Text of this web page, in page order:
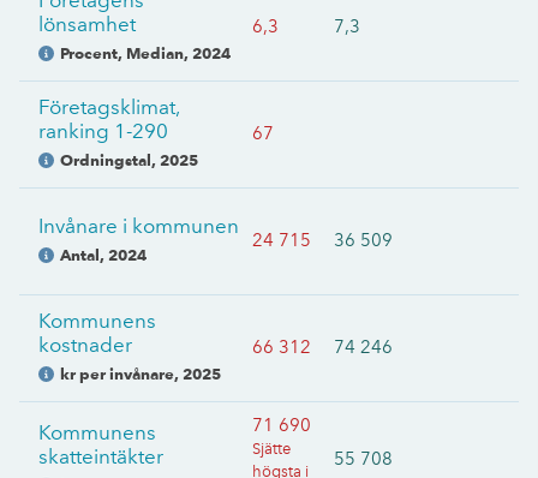
lönsamhet
Procent, Median, 2024
6,3 7,3
Företagsklimat,
ranking 1-290
Ordningstal, 2025
67
Invånare i kommunen
Antal, 2024
24 715 36 509
Kommunens
kostnader
kr per invånare, 2025
66 312 74 246
Kommunens
skatteintäkter
71 690
Sjätte
högsta i
55 708